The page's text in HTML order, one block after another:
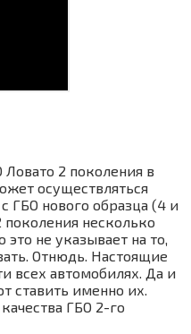
2 поколения в
осуществляться
ГБО нового образца (4 и
несколько
это не указывает на то,
Отнюдь. Настоящие
всех автомобилях. Да и
ставить именно их.
ГБО 2-го